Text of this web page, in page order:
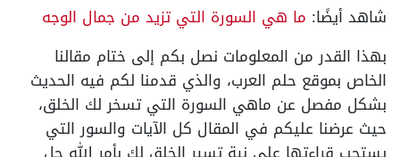
شاهد أيضًا: ما هي السورة التي تزيد من جمال الوجه
بهذا القدر من المعلومات نصل بكم إلى ختام مقالنا
الخاص بموقع حلم العرب، والذي قدمنا لكم فيه الحديث
بشكل مفصل عن ماهي السورة التي تسخر لك الخلق،
حيث عرضنا عليكم في المقال كل الآيات والسور التي